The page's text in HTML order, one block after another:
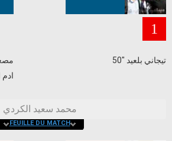
ادم
1
تيجاني بلعيد "50
محمد سعيد الكردي
FEUILLE DU MATCH